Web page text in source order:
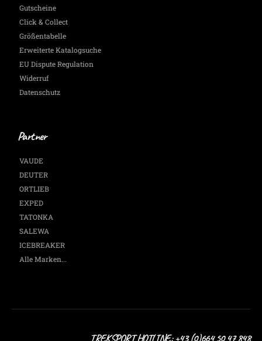
Gutscheine
Click & Collect
Größentabelle
Erweiterte Katalogsuche
EU Dispute Regulation
Widerruf
Datenschutz
Partner
VAUDE
DEUTER
ORTLIEB
EXPED
TATONKA
SALEWA
ICEBREAKER
Alle Marken...
TREKSPORT HOTLINE: +43 (0)664 50 47 848